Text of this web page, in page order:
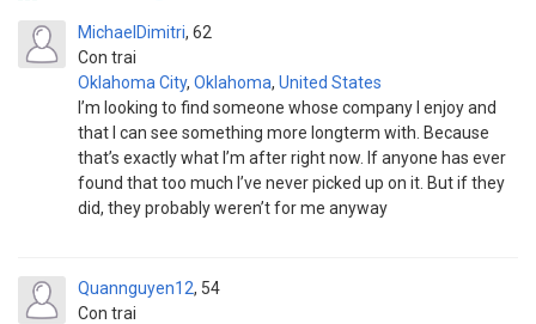
MichaelDimitri
Con trai
62
Oklahoma City, Oklahoma, United States
I’m looking to find someone whose company I enjoy and
that I can see something more longterm with. Because
that’s exactly what I’m after right now. If anyone has ever
found that too much I’ve never picked up on it. But if they
did, they probably weren’t for me anyway
Quannguyen12
Con trai
54